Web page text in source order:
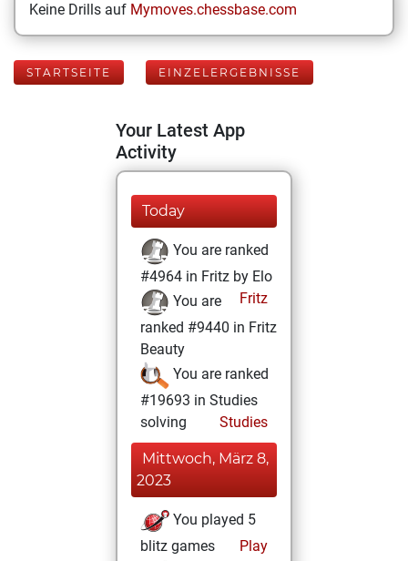
Keine Drills auf Mymoves.chessbase.com
STARTSEITE EINZELERGEBNISSE
Your Latest App
Activity
Today
You are ranked
#4964 in Fritz by Elo
Fritz
You are
ranked #9440 in Fritz
Beauty
You are ranked
#19693 in Studies
solving
Studies
Mittwoch, März 8,
2023
You played 5
blitz games
Play